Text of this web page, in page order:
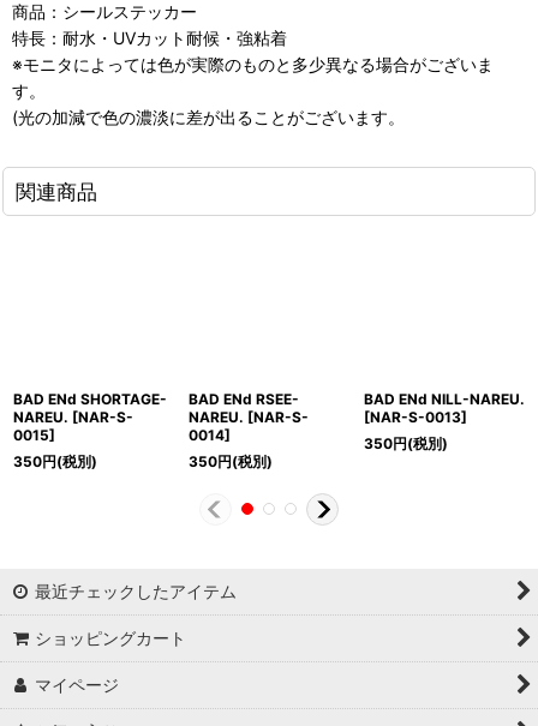
商品：シールステッカー
特長：耐水・UVカット耐候・強粘着
※モニタによっては色が実際のものと多少異なる場合がございま
す。
(光の加減で色の濃淡に差が出ることがございます。
関連商品
BAD ENd SHORTAGE-
NAREU. [NAR-S-
0015]
350円(税別)
BAD ENd RSEE-
NAREU. [NAR-S-
0014]
350円(税別)
BAD ENd NILL-NAREU.
[NAR-S-0013]
350円(税別)
最近チェックしたアイテム
ショッピングカート
マイページ